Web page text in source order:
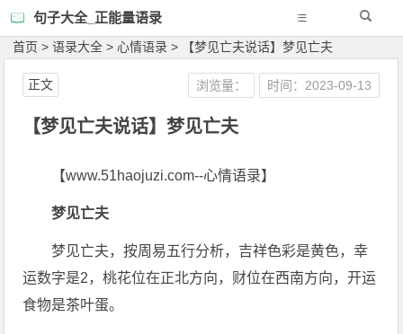
句子大全_正能量语录
首页 >语录大全 > 心情语录 > 【梦见亡夫说话】梦见亡夫
【梦见亡夫说话】梦见亡夫
浏览量： 时间：2023-09-13
正文
【www.51haojuzi.com--心情语录】
梦见亡夫
梦见亡夫，按周易五行分析，吉祥色彩是黄色，幸
运数字是2，桃花位在正北方向，财位在西南方向，开运
食物是茶叶蛋。